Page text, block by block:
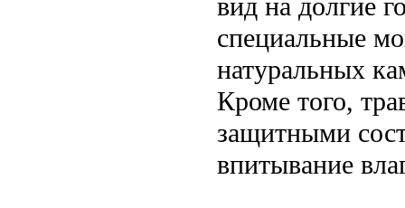
вид на долгие
специальные
натуральных
Кроме того,
защитными
впитывание